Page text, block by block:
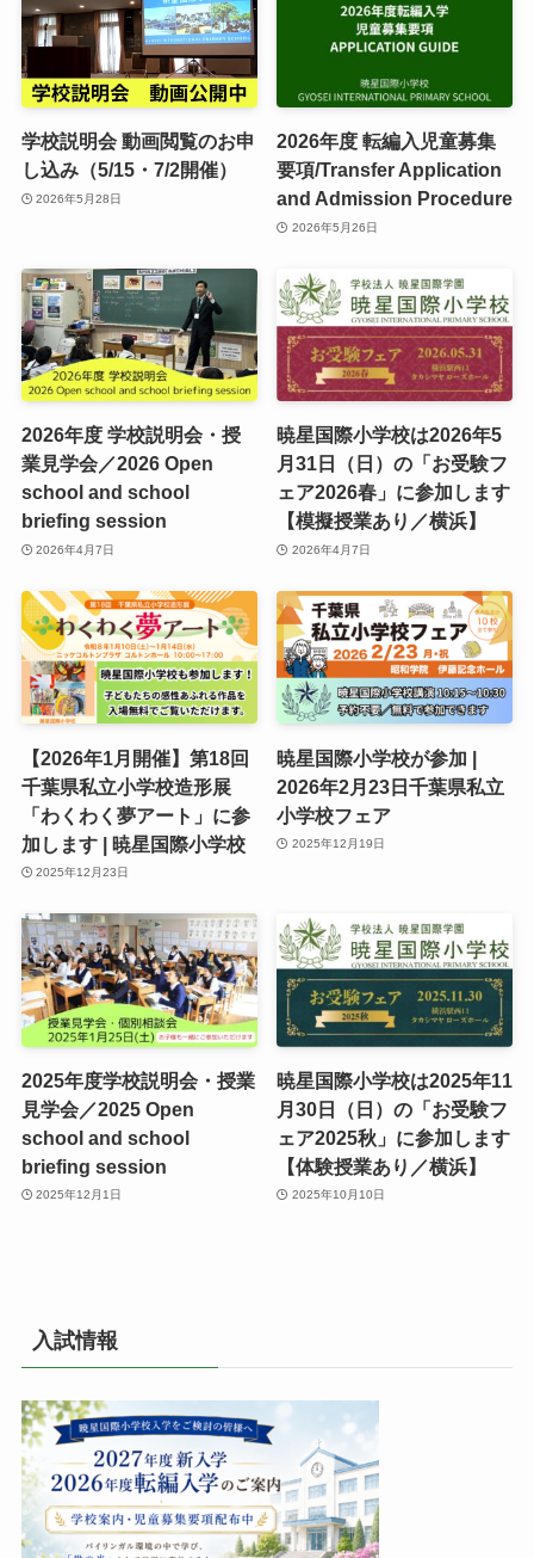
学校説明会 動画閲覧のお申
し込み（5/15・7/2開催）
2026年5月28日
2026年度 転編入児童募集
要項/Transfer Application
and Admission Procedure
2026年5月26日
2026年度 学校説明会・授
業見学会／2026 Open
school and school
briefing session
2026年4月7日
暁星国際小学校は2026年5
月31日（日）の「お受験フ
ェア2026春」に参加します
【模擬授業あり／横浜】
2026年4月7日
【2026年1月開催】第18回
千葉県私立小学校造形展
「わくわく夢アート」に参
加します | 暁星国際小学校
2025年12月23日
暁星国際小学校が参加 |
2026年2月23日千葉県私立
小学校フェア
2025年12月19日
2025年度学校説明会・授業
見学会／2025 Open
school and school
briefing session
2025年12月1日
暁星国際小学校は2025年11
月30日（日）の「お受験フ
ェア2025秋」に参加します
【体験授業あり／横浜】
2025年10月10日
入試情報